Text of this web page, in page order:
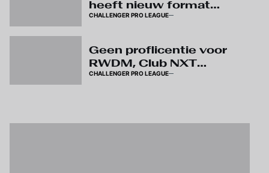
heeft nieuw format
zonder quota voor U23
CHALLENGER PRO LEAGUE
Geen proflicentie voor
RWDM, Club NXT
verzekert behoud
CHALLENGER PRO LEAGUE